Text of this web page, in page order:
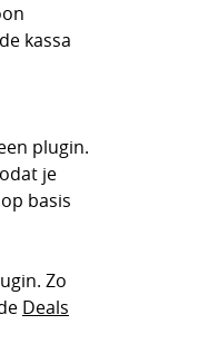
kassa
plugin.
je
basis
Zo
Deals